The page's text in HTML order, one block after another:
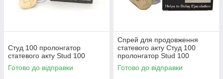
Студ 100 пролонгатор
статевого акту Stud 100
Готово до відправки
Спрей для продовження
статевого акту Студ 100
пролонгатор Stud 100
Невелике пошкодження на
флаконі
Готово до відправки